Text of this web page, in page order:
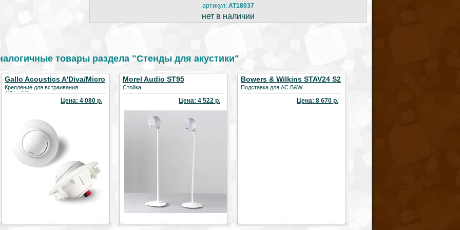
артикул: AT18037
нет в наличии
товары раздела "Стенды для акустики"
Gallo Acoustics A'Diva/Micro
in-wall/in-ceiling mount
Крепление для встраивания
A'Diva/Micro
Цена: 4 080 р.
Morel Audio ST95
Стойка
Цена: 4 522 р.
Bowers & Wilkins STAV24 S2
SPEAKER STAND
Подставка для АС B&W
Цена: 8 670 р.